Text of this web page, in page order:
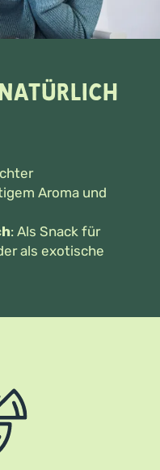
natürlich
Aroma und
: Als Snack für
als exotische